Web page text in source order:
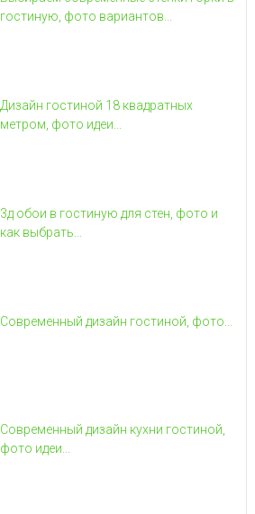
гостиную, фото вариантов...
Дизайн гостиной 18 квадратных
метром, фото идеи...
3д обои в гостиную для стен, фото и
как выбрать...
Современный дизайн гостиной, фото...
Современный дизайн кухни гостиной,
фото идеи...